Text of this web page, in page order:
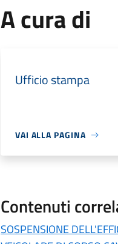
A cura di
Ufficio stampa
VAI ALLA PAGINA
Contenuti
SOSPENSIONE